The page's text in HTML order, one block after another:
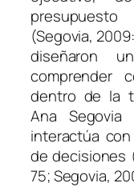
(Segovia,
diseñaron
comprender
dentro de la
Ana Segovia
interactúa
de decisiones
75; Segovia,